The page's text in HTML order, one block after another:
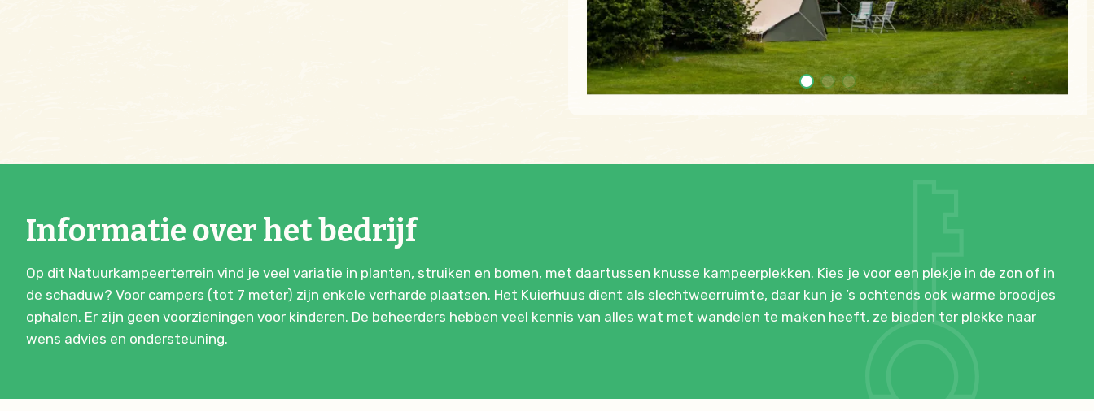
Informatie over het bedrijf
Op dit Natuurkampeerterrein vind je veel variatie in planten, struiken en bomen, met daartussen knusse kampeerplekken. Kies je voor een plekje in de zon of in
de schaduw? Voor campers (tot 7 meter) zijn enkele verharde plaatsen. Het Kuierhuus dient als slechtweerruimte, daar kun je ’s ochtends ook warme broodjes
ophalen. Er zijn geen voorzieningen voor kinderen. De beheerders hebben veel kennis van alles wat met wandelen te maken heeft, ze bieden ter plekke naar
wens advies en ondersteuning.